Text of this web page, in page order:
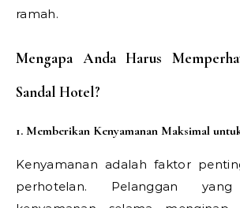
ramah.
Mengapa Anda Harus
Sandal Hotel?
1. Memberikan Kenyamanan Maksimal
Kenyamanan adalah faktor
perhotelan. Pelanggan yang